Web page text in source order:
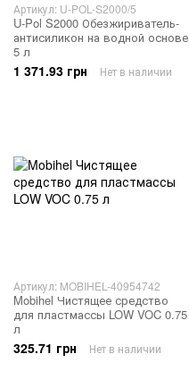
Артикул: U-POL-S2000/5
U-Pol S2000 Обезжириватель-
антисиликон на водной основе
5 л
1 371.93 грн Нет в наличии
Артикул: MOBIHEL-40954742
Mobihel Чистящее средство
для пластмассы LOW VOC 0.75
л
325.71 грн Нет в наличии